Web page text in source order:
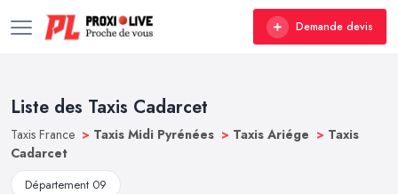
Demande devis
Liste des Taxis Cadarcet
Taxis France > Taxis Midi Pyrénées > Taxis Ariége > Taxis
Cadarcet
Département 09